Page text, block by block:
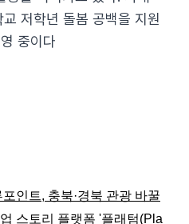
저학년 돌봄 공백을 지원
중이다
인트, 충북·경북 관광 바꿀
스토리 플랫폼 '플래텀(Pla